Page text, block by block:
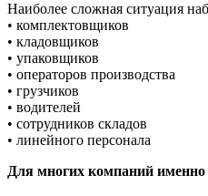
Наиболее сложная ситуация
• комплектовщиков
• кладовщиков
• упаковщиков
• операторов производства
• грузчиков
• водителей
• сотрудников складов
• линейного персонала
Для многих компаний именно